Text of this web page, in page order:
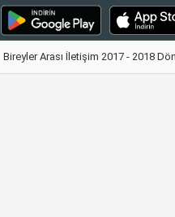
Bireyler Arası İletişim 2017 - 2018